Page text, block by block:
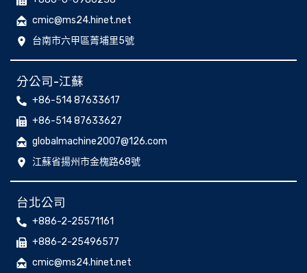
cmic@ms24.hinet.net
台南市六甲區菁埔里5號
分公司-江蘇
+86-514 87633617
+86-514 87633627
globalmachine2007@126.com
江蘇省揚州市金槐路68號
台北公司
+886-2-25571161
+886-2-25496577
cmic@ms24.hinet.net